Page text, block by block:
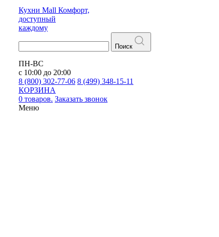
Кухни Mall Комфорт,
доступный
каждому
Поиск
ПН-ВС
с 10:00 до 20:00
8 (800) 302-77-06 8 (499) 348-15-11
КОРЗИНА
0 товаров. Заказать звонок
Меню